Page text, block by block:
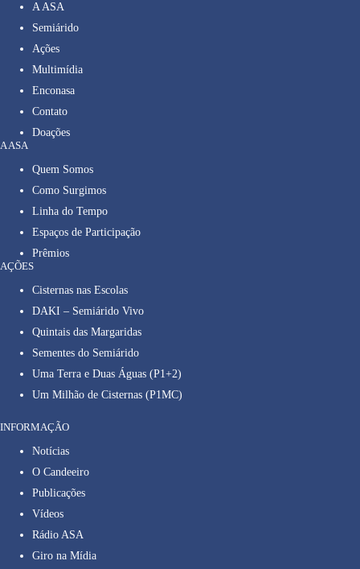
A ASA
Semiárido
Ações
Multimídia
Enconasa
Contato
Doações
A ASA
Quem Somos
Como Surgimos
Linha do Tempo
Espaços de Participação
Prêmios
AÇÕES
Cisternas nas Escolas
DAKI – Semiárido Vivo
Quintais das Margaridas
Sementes do Semiárido
Uma Terra e Duas Águas (P1+2)
Um Milhão de Cisternas (P1MC)
INFORMAÇÃO
Notícias
O Candeeiro
Publicações
Vídeos
Rádio ASA
Giro na Mídia